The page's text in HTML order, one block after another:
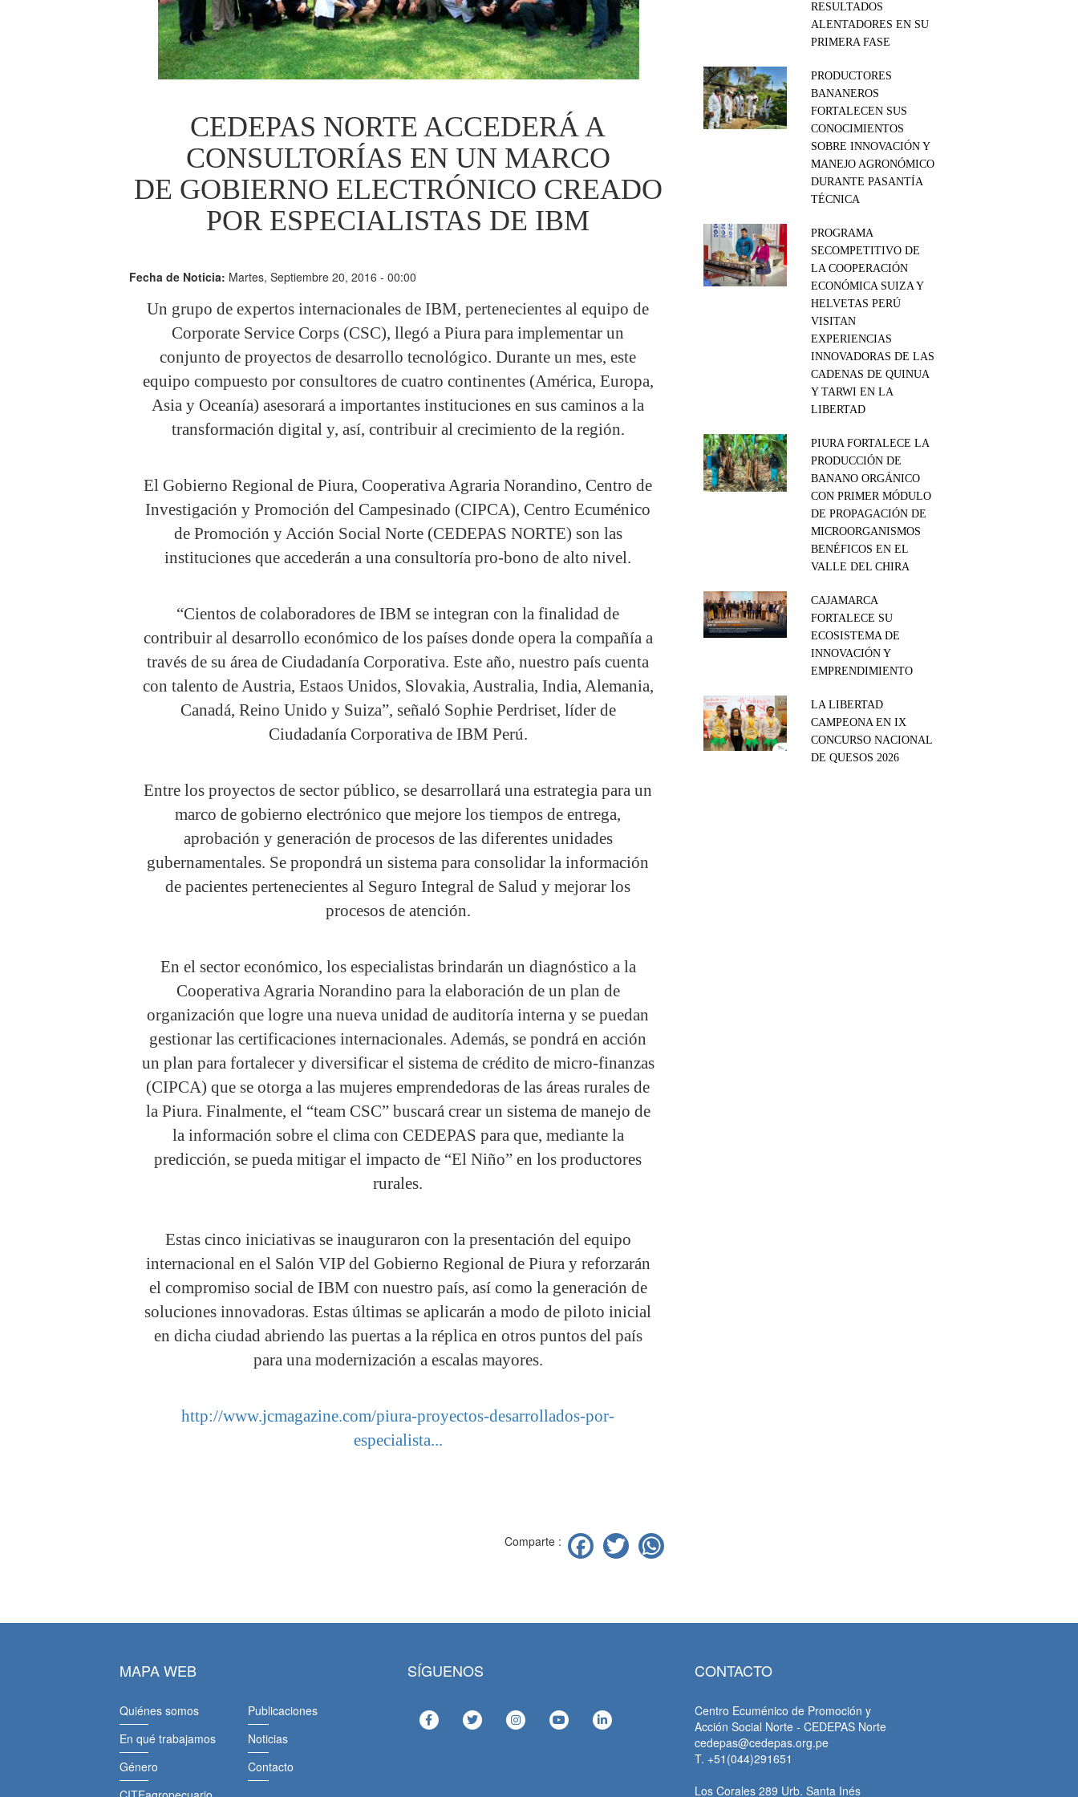
CEDEPAS NORTE ACCEDERÁ A
CONSULTORÍAS EN UN MARCO
DE GOBIERNO ELECTRÓNICO CREADO
POR ESPECIALISTAS DE IBM
Fecha de Noticia: Martes, Septiembre 20, 2016 - 00:00
Un grupo de expertos internacionales de IBM, pertenecientes al equipo de
Corporate Service Corps (CSC), llegó a Piura para implementar un
conjunto de proyectos de desarrollo tecnológico. Durante un mes, este
equipo compuesto por consultores de cuatro continentes (América, Europa,
Asia y Oceanía) asesorará a importantes instituciones en sus caminos a la
transformación digital y, así, contribuir al crecimiento de la región.
El Gobierno Regional de Piura, Cooperativa Agraria Norandino, Centro de
Investigación y Promoción del Campesinado (CIPCA), Centro Ecuménico
de Promoción y Acción Social Norte (CEDEPAS NORTE) son las
instituciones que accederán a una consultoría pro-bono de alto nivel.
“Cientos de colaboradores de IBM se integran con la finalidad de
contribuir al desarrollo económico de los países donde opera la compañía a
través de su área de Ciudadanía Corporativa. Este año, nuestro país cuenta
con talento de Austria, Estaos Unidos, Slovakia, Australia, India, Alemania,
Canadá, Reino Unido y Suiza”, señaló Sophie Perdriset, líder de
Ciudadanía Corporativa de IBM Perú.
Entre los proyectos de sector público, se desarrollará una estrategia para un
marco de gobierno electrónico que mejore los tiempos de entrega,
aprobación y generación de procesos de las diferentes unidades
gubernamentales. Se propondrá un sistema para consolidar la información
de pacientes pertenecientes al Seguro Integral de Salud y mejorar los
procesos de atención.
En el sector económico, los especialistas brindarán un diagnóstico a la
Cooperativa Agraria Norandino para la elaboración de un plan de
organización que logre una nueva unidad de auditoría interna y se puedan
gestionar las certificaciones internacionales. Además, se pondrá en acción
un plan para fortalecer y diversificar el sistema de crédito de micro-finanzas
(CIPCA) que se otorga a las mujeres emprendedoras de las áreas rurales de
la Piura. Finalmente, el “team CSC” buscará crear un sistema de manejo de
la información sobre el clima con CEDEPAS para que, mediante la
predicción, se pueda mitigar el impacto de “El Niño” en los productores
rurales.
Estas cinco iniciativas se inauguraron con la presentación del equipo
internacional en el Salón VIP del Gobierno Regional de Piura y reforzarán
el compromiso social de IBM con nuestro país, así como la generación de
soluciones innovadoras. Estas últimas se aplicarán a modo de piloto inicial
en dicha ciudad abriendo las puertas a la réplica en otros puntos del país
para una modernización a escalas mayores.
http://www.jcmagazine.com/piura-proyectos-desarrollados-por-
especialista...
Comparte : Facebook
Twitter
RESULTADOS
ALENTADORES EN SU
PRIMERA FASE
PRODUCTORES
BANANEROS
FORTALECEN SUS
CONOCIMIENTOS
SOBRE INNOVACIÓN Y
MANEJO AGRONÓMICO
DURANTE PASANTÍA
TÉCNICA
PROGRAMA
SECOMPETITIVO DE
LA COOPERACIÓN
ECONÓMICA SUIZA Y
HELVETAS PERÚ
VISITAN
EXPERIENCIAS
INNOVADORAS DE LAS
CADENAS DE QUINUA
Y TARWI EN LA
LIBERTAD
PIURA FORTALECE LA
PRODUCCIÓN DE
BANANO ORGÁNICO
CON PRIMER MÓDULO
DE PROPAGACIÓN DE
MICROORGANISMOS
BENÉFICOS EN EL
VALLE DEL CHIRA
CAJAMARCA
FORTALECE SU
ECOSISTEMA DE
INNOVACIÓN Y
EMPRENDIMIENTO
LA LIBERTAD
CAMPEONA EN IX
CONCURSO NACIONAL
DE QUESOS 2026
MAPA WEB
Quiénes somos
En qué trabajamos
Género
Publicaciones
Noticias
Contacto
SÍGUENOS CONTACTO
Centro Ecuménico de Promoción y
Acción Social Norte - CEDEPAS Norte
cedepas@cedepas.org.pe
T. +51(044)291651
Los Corales 289 Urb. Santa Inés